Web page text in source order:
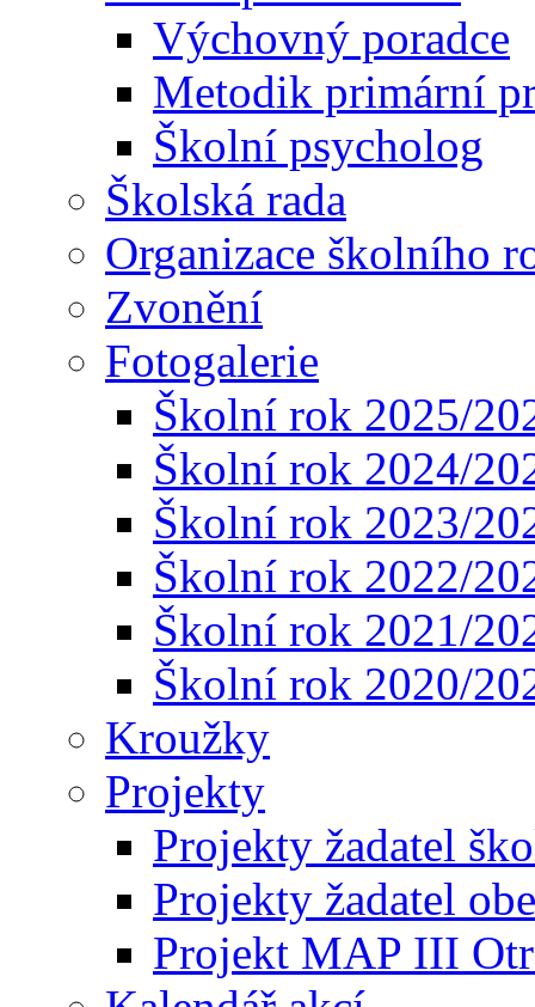
Výchovný poradce
Metodik primární
Školní psycholog
Školská rada
Organizace školního
Zvonění
Fotogalerie
Školní rok 2025/
Školní rok 2024/
Školní rok 2023/
Školní rok 2022/
Školní rok 2021/
Školní rok 2020/
Kroužky
Projekty
Projekty žadatel
Projekty žadatel
Projekt MAP III